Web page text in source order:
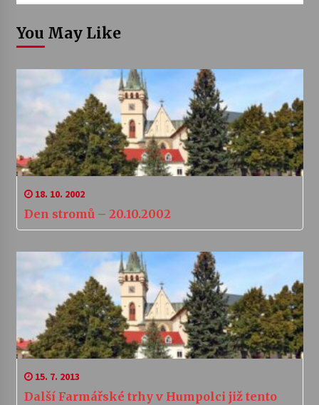
You May Like
18. 10. 2002
Den stromů – 20.10.2002
15. 7. 2013
Další Farmářské trhy v Humpolci již tento